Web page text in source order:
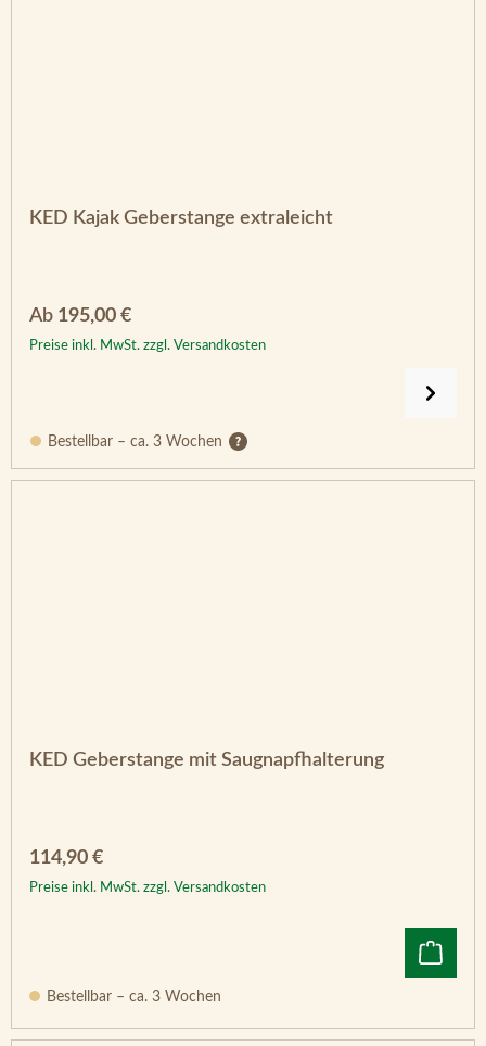
KED Kajak Geberstange extraleicht
Regulärer Preis:
Ab 195,00 €
Preise inkl. MwSt. zzgl. Versandkosten
Bestellbar – ca. 3 Wochen
KED Geberstange mit Saugnapfhalterung
Regulärer Preis:
114,90 €
Preise inkl. MwSt. zzgl. Versandkosten
Bestellbar – ca. 3 Wochen